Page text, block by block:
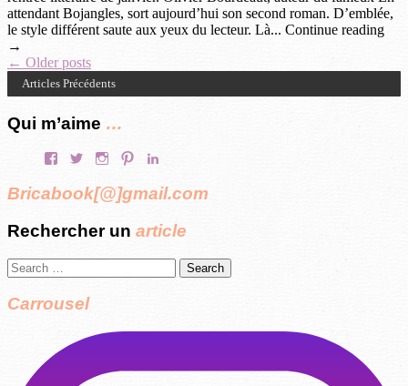
attendant Bojangles, sort aujourd’hui son second roman. D’emblée,
le style différent saute aux yeux du lecteur. Là... Continue reading
→
Post
navigation
← Older posts
Articles Précédents
Qui m’aime …
FacebookTwitterInstagramPinterest
Bricabook[@]gmail.com
Rechercher un article
Search
for:
Carrousel